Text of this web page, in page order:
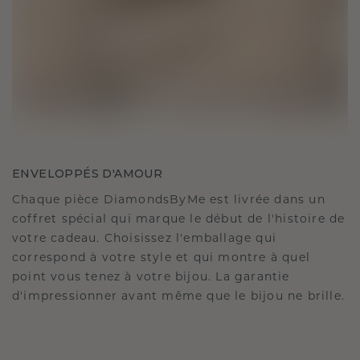
ENVELOPPÉS D'AMOUR
Chaque pièce DiamondsByMe est livrée dans un
coffret spécial qui marque le début de l'histoire de
votre cadeau. Choisissez l'emballage qui
correspond à votre style et qui montre à quel
point vous tenez à votre bijou. La garantie
d'impressionner avant même que le bijou ne brille.